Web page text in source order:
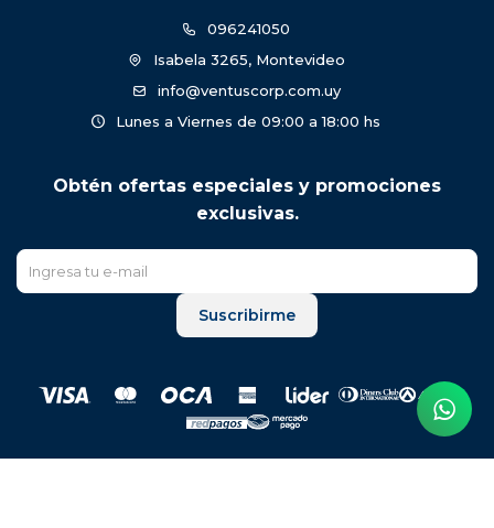
096241050
Isabela 3265, Montevideo
info@ventuscorp.com.uy
Lunes a Viernes de 09:00 a 18:00 hs
Obtén ofertas especiales y promociones
exclusivas.
Suscribirme